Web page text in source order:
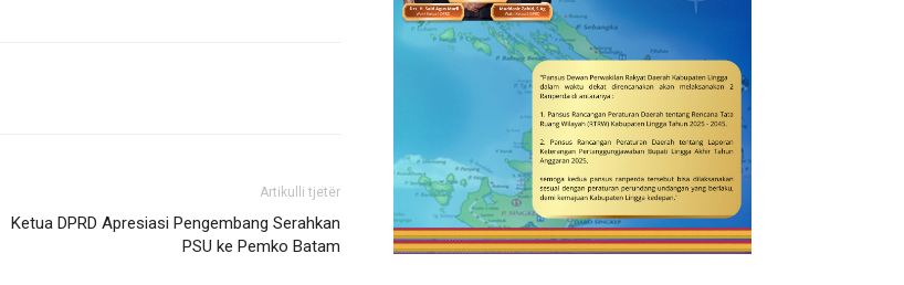
Artikulli tjetër
Ketua DPRD Apresiasi Pengembang Serahkan
PSU ke Pemko Batam